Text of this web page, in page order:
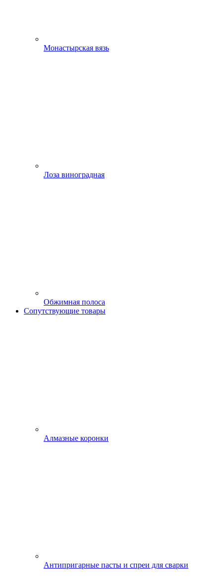
Монастырская вязь
Лоза виноградная
Обжимная полоса
Сопутствующие товары
Алмазные коронки
Антипригарные пасты и спреи для сварки